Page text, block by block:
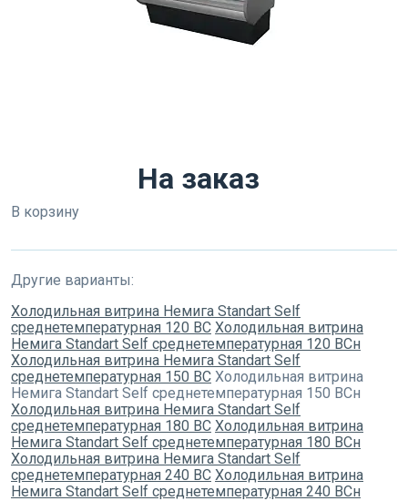
На заказ
В корзину
Другие варианты:
Холодильная витрина Немига Standart Self
среднетемпературная 120 ВС Холодильная витрина
Немига Standart Self среднетемпературная 120 ВСн
Холодильная витрина Немига Standart Self
среднетемпературная 150 ВС Холодильная витрина
Немига Standart Self среднетемпературная 150 ВСн
Холодильная витрина Немига Standart Self
среднетемпературная 180 ВС Холодильная витрина
Немига Standart Self среднетемпературная 180 ВСн
Холодильная витрина Немига Standart Self
среднетемпературная 240 ВС Холодильная витрина
Немига Standart Self среднетемпературная 240 ВСн